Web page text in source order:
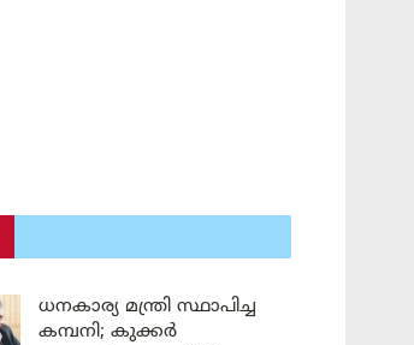
ധനകാര്യ മന്ത്രി സ്ഥാപിച്ച
കമ്പനി; കുക്കർ